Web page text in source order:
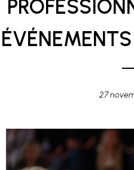
ÉVÉNEMENTS
27